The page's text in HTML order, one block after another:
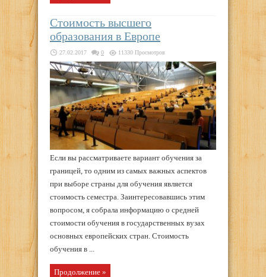
Стоимость высшего
образования в Европе
27.02.2017 0 11330 Просмотров
Если вы рассматриваете вариант обучения за
границей, то одним из самых важных аспектов
при выборе страны для обучения является
стоимость семестра. Заинтересовавшись этим
вопросом, я собрала информацию о средней
стоимости обучения в государственных вузах
основных европейских стран. Стоимость
обучения в ...
Продолжение »